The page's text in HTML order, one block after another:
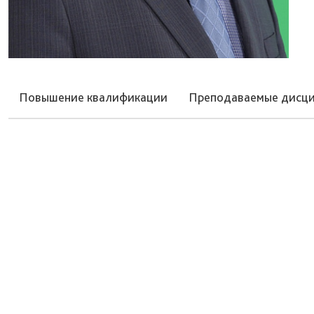
Повышение квалификации Преподаваемые